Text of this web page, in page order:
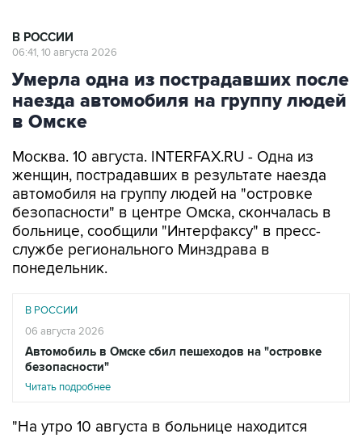
Умерла одна из пострадавших после
наезда автомобиля на группу людей
в Омске
Москва. 10 августа. INTERFAX.RU - Одна из
автомобиля на группу людей на "островке
безопасности" в центре Омска, скончалась в
больнице, сообщили "Интерфаксу" в пресс-
службе регионального Минздрава в
понедельник.
В РОССИИ
Автомобиль в Омске сбил пешеходов на "островке
безопасности"
Читать подробнее
"На утро 10 августа в больнице находится
несмотря на все усилия врачей, скончалась", -